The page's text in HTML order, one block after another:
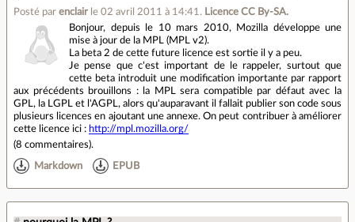
Posté par enclair le 02 avril 2011 à 14:41 . Licence CC By‑SA.
Bonjour, depuis le 10 mars 2010, Mozilla développe une
mise à jour de la MPL (MPL v2).
La beta 2 de cette future licence est sortie il y a peu.
Je pense que c'est important de le rappeler, surtout que
cette beta introduit une modification importante par rapport
aux précédents brouillons : la MPL sera compatible par défaut avec la
GPL, la LGPL et l'AGPL, alors qu'auparavant il fallait publier son code sous
plusieurs licences en ajoutant une annexe. On peut contribuer à améliorer
cette licence ici : http://mpl.mozilla.org/
(8 commentaires).
Markdown EPUB